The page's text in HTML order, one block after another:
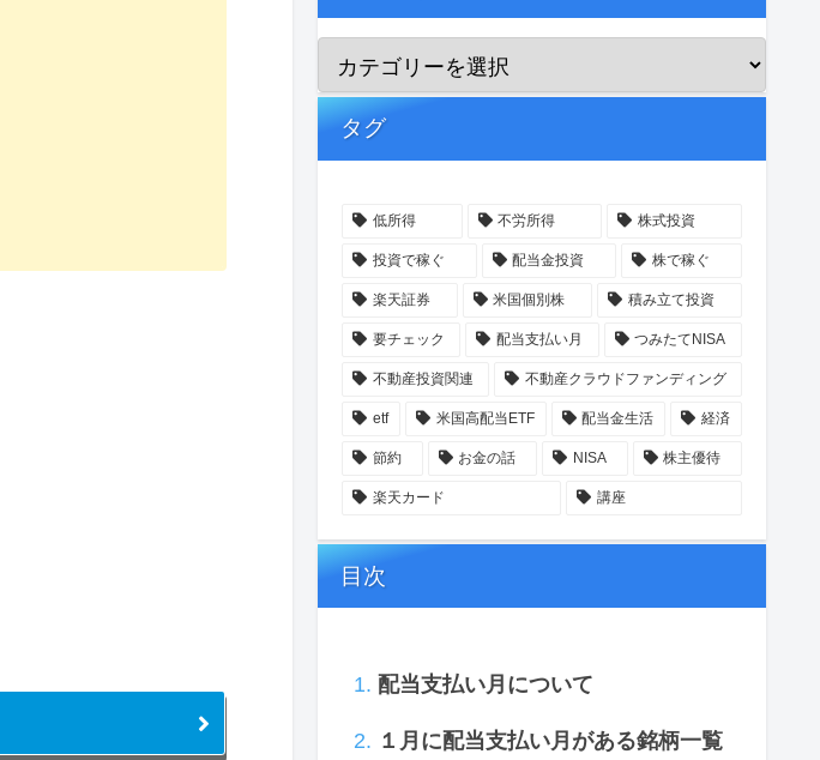
タグ
低所得 不労所得 株式投資
投資で稼ぐ 配当金投資 株で稼ぐ
楽天証券 米国個別株 積み立て投資
要チェック 配当支払い月 つみたてNISA
不動産投資関連 不動産クラウドファンディング
etf 米国高配当ETF 配当金生活 経済
節約 お金の話 NISA 株主優待
楽天カード 講座
目次
配当支払い月について
１月に配当支払い月がある銘柄一覧